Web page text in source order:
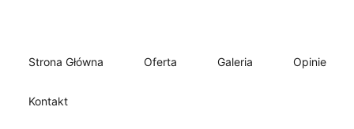
Strona Główna Oferta Galeria Opinie
Kontakt